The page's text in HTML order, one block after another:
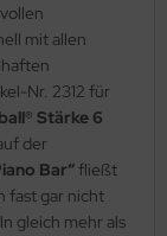
mit allen
Nr. 2312 für
Stärke 6
der
Bar“fließt
fast gar nicht
gleich mehr als